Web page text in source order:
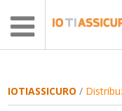
IOTIASSICURO /